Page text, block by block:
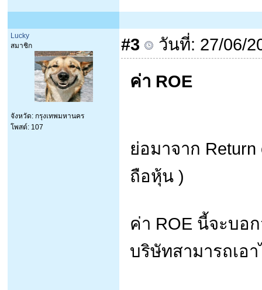
Lucky
สมาชิก
จังหวัด: กรุงเทพมหานคร
โพสต์: 107
#3
วันที่: 27/06/
ค่า ROE
ย่อมาจาก
ถือหุ้น )
ค่า ROE นี้จะบอ
บริษัทสามารถเอ